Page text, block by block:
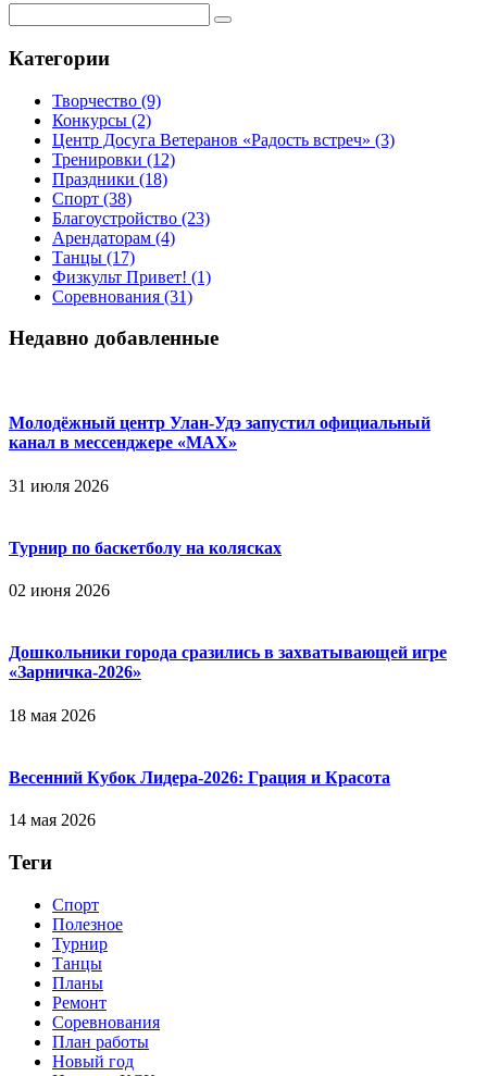
Категории
Творчество (9)
Конкурсы (2)
Центр Досуга Ветеранов «Радость встреч» (3)
Тренировки (12)
Праздники (18)
Спорт (38)
Благоустройство (23)
Арендаторам (4)
Танцы (17)
Физкульт Привет! (1)
Соревнования (31)
Недавно добавленные
Молодёжный центр Улан-Удэ запустил официальный
канал в мессенджере «МАХ»
31 июля 2026
Турнир по баскетболу на колясках
02 июня 2026
Дошкольники города сразились в захватывающей игре
«Зарничка‑2026»
18 мая 2026
Весенний Кубок Лидера-2026: Гpaция и Кpacoтa
14 мая 2026
Теги
Спорт
Полезное
Турнир
Танцы
Планы
Ремонт
Соревнования
План работы
Новый год